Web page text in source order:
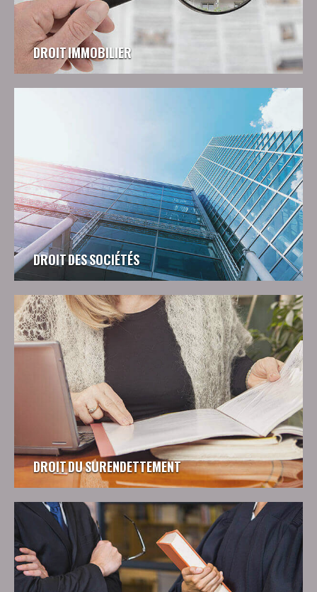
DROIT IMMOBILIER
DROIT DES SOCIÉTÉS
DROIT DU SURENDETTEMENT